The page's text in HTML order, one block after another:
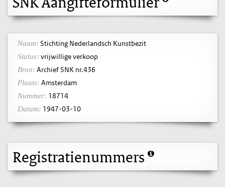
Naam: Stichting Nederlandsch Kunstbezit
Status: vrijwillige verkoop
Bron: Archief SNK nr.436
Plaats: Amsterdam
Nummer: 18714
Datum: 1947-03-10
Registratienummers